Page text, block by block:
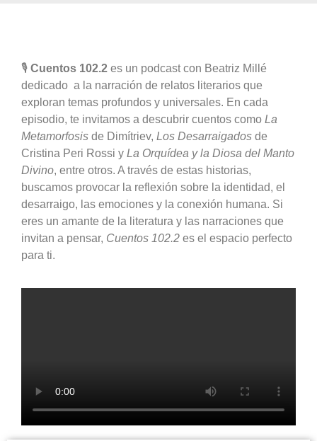
🎙️ Cuentos 102.2 es un podcast con Beatriz Millé
dedicado a la narración de relatos literarios que
exploran temas profundos y universales. En cada
episodio, te invitamos a descubrir cuentos como La
Metamorfosis de Dimítriev, Los Desarraigados de
Cristina Peri Rossi y La Orquídea y la Diosa del Manto
Divino, entre otros. A través de estas historias,
buscamos provocar la reflexión sobre la identidad, el
desarraigo, las emociones y la conexión humana. Si
eres un amante de la literatura y las narraciones que
invitan a pensar, Cuentos 102.2 es el espacio perfecto
para ti.